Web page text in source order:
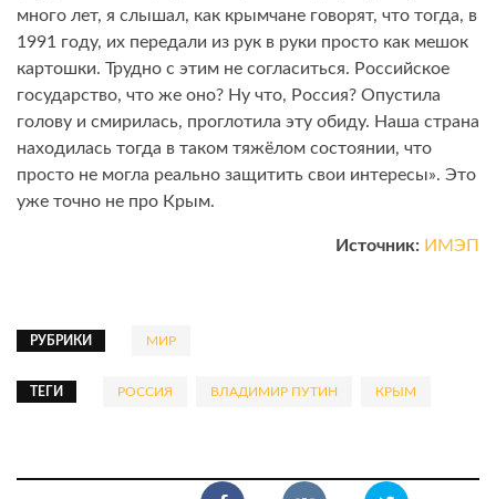
много лет, я слышал, как крымчане говорят, что тогда, в
1991 году, их передали из рук в руки просто как мешок
картошки. Трудно с этим не согласиться. Российское
государство, что же оно? Ну что, Россия? Опустила
голову и смирилась, проглотила эту обиду. Наша страна
находилась тогда в таком тяжёлом состоянии, что
просто не могла реально защитить свои интересы». Это
уже точно не про Крым.
Источник: ИМЭП
РУБРИКИ МИР
ТЕГИ РОССИЯ ВЛАДИМИР ПУТИН КРЫМ